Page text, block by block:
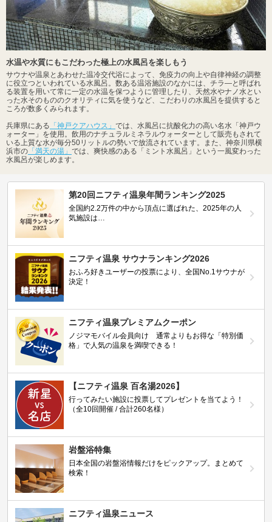
水温や水質にもこだわった極上の水風呂を楽しもう
サウナや温泉とあわせた温冷交代浴によって、免疫力の向上や自律神経の調整
に役立つといわれている水風呂。数ある温浴施設のなかには、チラ―と呼ばれ
る装置を用いて常に一定の水温を保つように管理したり、天然水やナノ水とい
った水そのもののクオリティに気を使うなど、こだわりの水風呂を提供すると
ころが数多くみられます。
兵庫県にある 「神戸クアハウス」 では、水風呂に抗酸化力の高い名水「神戸ウ
ォーター」を使用。飲用のナチュラルミネラルウォーターとして販売もされて
いる上質な水が毎分50リットルの勢いで放流されています。また、神奈川県横
浜市の 「満天の湯」 では、爽快感のある「ミント水風呂」という一風変わった
水風呂が楽しめます。
第20回ニフティ温泉年間ランキング2025
全国約2.2万件の中から頂点に選ばれた、2025年の人
気施設は…
ニフティ温泉 サウナランキング2026
おふろ好きユーザーの投票により、全国No.1サウナが
決定！
ニフティ温泉プレミアムクーポン
ノジマモバイル会員向け 通常よりもお得な「特別価
格」で人気の温泉を満喫できる！
【ニフティ温泉 百名湯2026】
行ってみたい施設に投票してプレゼントを当てよう！
（全10回開催 / 合計260名様）
岩盤浴特集
日本全国の岩盤浴情報だけをピックアップ。まとめて
検索！
ニフティ温泉ニュース